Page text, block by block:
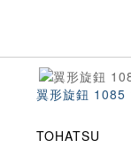
翼形旋鈕 1085
TOHATSU